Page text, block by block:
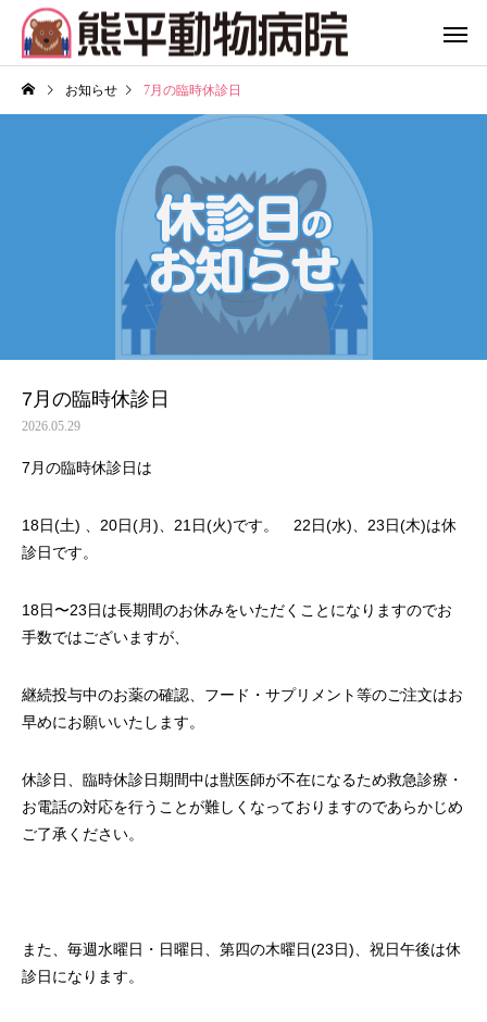
お知らせ 7月の臨時休診日
7月の臨時休診日
2026.05.29
7月の臨時休診日は
18日(土) 、20日(月)、21日(火)です。 22日(水)、23日(木)は休
診日です。
18日〜23日は長期間のお休みをいただくことになりますのでお
手数ではございますが、
継続投与中のお薬の確認、フード・サプリメント等のご注文はお
早めにお願いいたします。
休診日、臨時休診日期間中は獣医師が不在になるため救急診療・
お電話の対応を行うことが難しくなっておりますのであらかじめ
ご了承ください。
また、毎週水曜日・日曜日、第四の木曜日(23日)、祝日午後は休
診日になります。